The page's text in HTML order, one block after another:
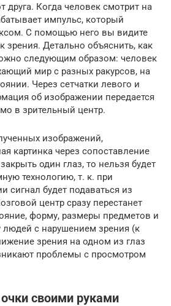
друга. Когда человек смотрит на
импульс, который
С помощью него вы видите
зрения. Детально объяснить, как
следующим образом: человек
мир с разных ракурсов, на
Через сетчатки левого и
об изображении передается
в зрительный центр.
изображений,
картинка через сопоставление
один глаз, то нельзя будет
технологию, т. к. при
сигнал будет подаваться из
центр сразу перестанет
форму, размеры предметов и
людей с нарушением зрения (к
зрения на одном из глаз
проблемы с просмотром
своими руками